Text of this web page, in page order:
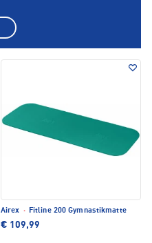
Airex · Fitline 200 Gymnastikmatte
€ 109,99